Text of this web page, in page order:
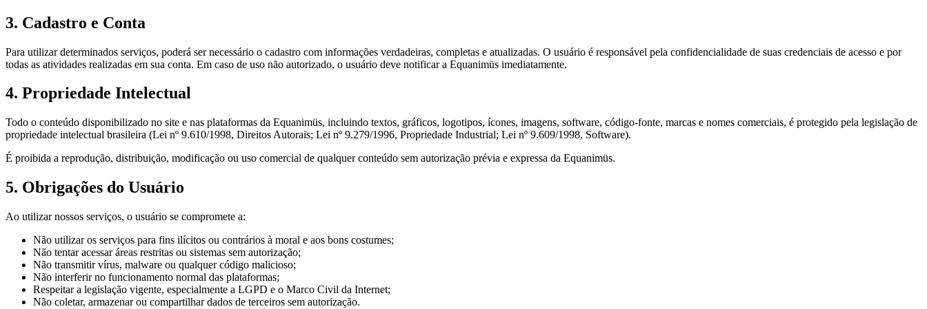
3. Cadastro e Conta
Para utilizar determinados serviços, poderá ser necessário o cadastro com informações verdadeiras, completas e atualizadas. O usuário é responsável pela confidencialidade de suas credenciais de acesso e por
todas as atividades realizadas em sua conta. Em caso de uso não autorizado, o usuário deve notificar a Equanimüs imediatamente.
4. Propriedade Intelectual
Todo o conteúdo disponibilizado no site e nas plataformas da Equanimüs, incluindo textos, gráficos, logotipos, ícones, imagens, software, código-fonte, marcas e nomes comerciais, é protegido pela legislação de
propriedade intelectual brasileira (Lei nº 9.610/1998, Direitos Autorais; Lei nº 9.279/1996, Propriedade Industrial; Lei nº 9.609/1998, Software).
É proibida a reprodução, distribuição, modificação ou uso comercial de qualquer conteúdo sem autorização prévia e expressa da Equanimüs.
5. Obrigações do Usuário
Ao utilizar nossos serviços, o usuário se compromete a:
Não utilizar os serviços para fins ilícitos ou contrários à moral e aos bons costumes;
Não tentar acessar áreas restritas ou sistemas sem autorização;
Não transmitir vírus, malware ou qualquer código malicioso;
Não interferir no funcionamento normal das plataformas;
Respeitar a legislação vigente, especialmente a LGPD e o Marco Civil da Internet;
Não coletar, armazenar ou compartilhar dados de terceiros sem autorização.